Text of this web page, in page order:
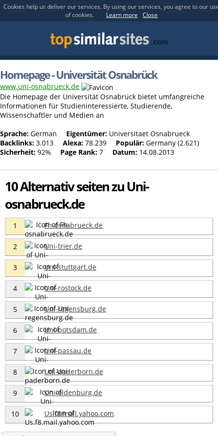
Cookies help us deliver our services. By using our services, you agree to our
of cookies.
Learn more Close
Homepage - Universität Osnabrück
www.uni-osnabrueck.de
Die Homepage der Universität Osnabrück bietet umfangreiche
Informationen für Studieninteressierte, Studierende,
Wissenschaftler und Medien an
Sprache: German Eigentümer: Universitaet Osnabrueck
Backlinks: 3.013 Alexa: 78.239 Populär: Germany (2.621)
Sicherheit: 92% Page Rank: 7 Datum: 14.08.2013
10 Alternativ seiten zu Uni-
osnabrueck.de
1 Fh-osnabrueck.de
2 Uni-trier.de
3 Uni-stuttgart.de
4 Uni-rostock.de
5 Uni-regensburg.de
6 Uni-potsdam.de
7 Uni-passau.de
8 Uni-paderborn.de
9 Uni-oldenburg.de
10 Us.f8.mail.yahoo.com